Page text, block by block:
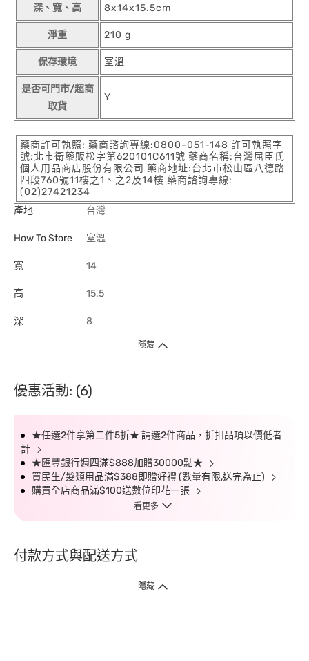
深、寬、高 8x14x15.5cm
淨重 210 g
保存環境 室溫
是否可門市/超商
取貨
Y
藥商許可執照: 藥商諮詢專線:0800-051-148 許可執照字
號:北市衛藥販松字第620101C611號 藥商名稱:台灣屈臣氏
個人用品商店股份有限公司 藥商地址:台北市松山區八德路
四段760號11樓之1、之2及14樓 藥商諮詢專線:
(02)27421234
產地
台灣
How To Store 室溫
寬 14
高 15.5
深 8
隱藏
優惠活動: (6)
★任選2件享第二件5折★ 請選2件商品，折扣品項以價低者
計
★匯豐銀行週四滿$888加贈30000點★
買民生/髮類用品滿$388即贈好禮 (數量有限,送完為止)
購買全店商品滿$100送數位印花一張
看更多
付款方式與配送方式
隱藏